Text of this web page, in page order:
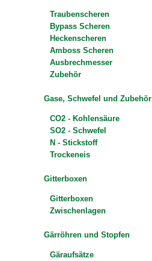
Traubenscheren
Bypass Scheren
Heckenscheren
Amboss Scheren
Ausbrechmesser
Zubehör
Gase, Schwefel und Zubehör
CO2 - Kohlensäure
SO2 - Schwefel
N - Stickstoff
Trockeneis
Gitterboxen
Gitterboxen
Zwischenlagen
Gärröhren und Stopfen
Gäraufsätze